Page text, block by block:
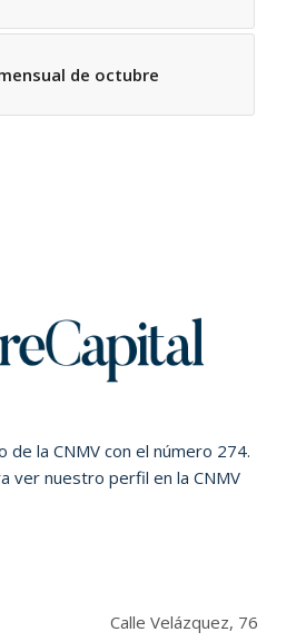
de octubre
la CNMV con el número 274.
ver nuestro perfil en la CNMV
Calle Velázquez, 76